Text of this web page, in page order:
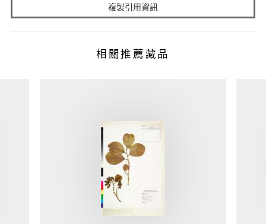
複製引用資訊
相關推薦藏品